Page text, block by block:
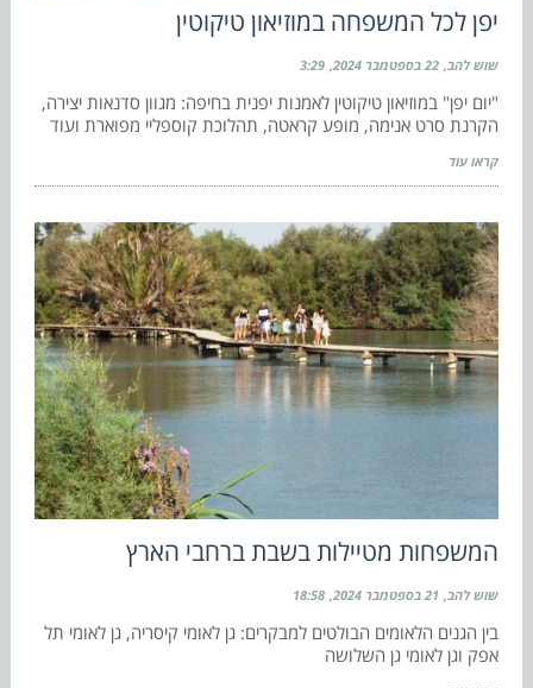
יפן לכל המשפחה במוזיאון טיקוטין
שוש להב 22 בספטמבר 2024 3:29
"יום יפן" במוזיאון טיקוטין לאמנות יפנית בחיפה: מגוון סדנאות יצירה,
הקרנת סרט אנימה, מופע קראטה, תהלוכת קוספליי מפוארת ועוד
קראו עוד
המשפחות מטיילות בשבת ברחבי הארץ
שוש להב 21 בספטמבר 2024 18:58
בין הגנים הלאומים הבולטים למבקרים: גן לאומי קיסריה, גן לאומי תל
אפק וגן לאומי גן השלושה